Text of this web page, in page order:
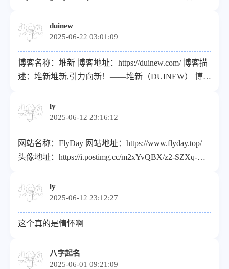
https://cdn.jsdelivr.net/gh/tongzanyang/PicGo@main/tx.jpg
横版头像：
https://cdn.jsdelivr.net/gh/tongzanyang/PicGo@main/
博客订阅：https://blog.beyondsky.site/rss.xml
duinew
2025-06-22 03:01:09
博客名称：堆新 博客地址：https://duinew.com/ 博客描
述：堆新堆新,引力向新！——堆新（DUINEW） 博客
https://d.duinew.com/logo-w.webp 博客订阅：
https://duinew.com/rss.xml
ly
2025-06-12 23:16:12
网站名称：FlyDay 网站地址：https://www.flyday.top/
头像地址：https://i.postimg.cc/m2xYvQBX/z2-SZXq-Xl-
Reflections, Social Insights 贵站已添加,经常互访~
ly
2025-06-12 23:12:27
这个真的是情怀啊
八字起名
2025-06-01 09:21:09